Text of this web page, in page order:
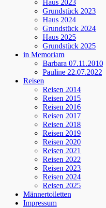
Haus 2023
Grundstück 2023
Haus 2024
Grundstück 2024
Haus 2025
Grundstück 2025
in Memoriam
Barbara 07.11.2010
Pauline 22.07.2022
Reisen
Reisen 2014
Reisen 2015
Reisen 2016
Reisen 2017
Reisen 2018
Reisen 2019
Reisen 2020
Reisen 2021
Reisen 2022
Reisen 2023
Reisen 2024
Reisen 2025
Männertoiletten
Impressum